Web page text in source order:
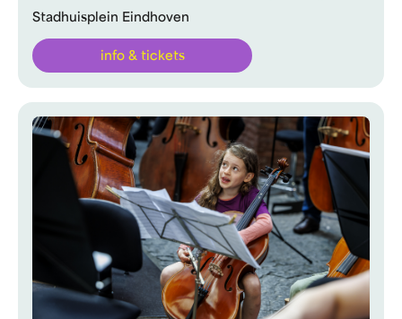
Stadhuisplein Eindhoven
info & tickets